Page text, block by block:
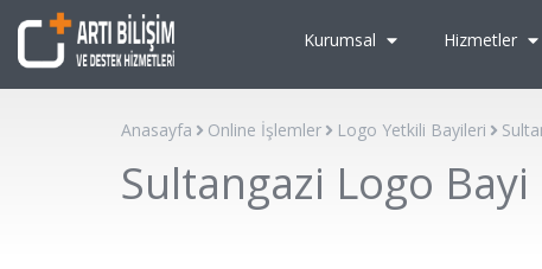
Kurumsal Hizmetler
Anasayfa Online İşlemler Logo Yetkili Bayileri
Sultangazi Logo Bayi